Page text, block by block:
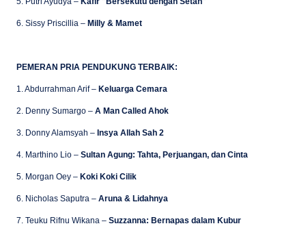
6. Sissy Priscillia – Milly & Mamet
PEMERAN PRIA PENDUKUNG TERBAIK:
1. Abdurrahman Arif – Keluarga Cemara
2. Denny Sumargo – A Man Called Ahok
3. Donny Alamsyah – Insya Allah Sah 2
4. Marthino Lio – Sultan Agung: Tahta, Perjuangan, dan Cinta
5. Morgan Oey – Koki Koki Cilik
6. Nicholas Saputra – Aruna & Lidahnya
7. Teuku Rifnu Wikana – Suzzanna: Bernapas dalam Kubur